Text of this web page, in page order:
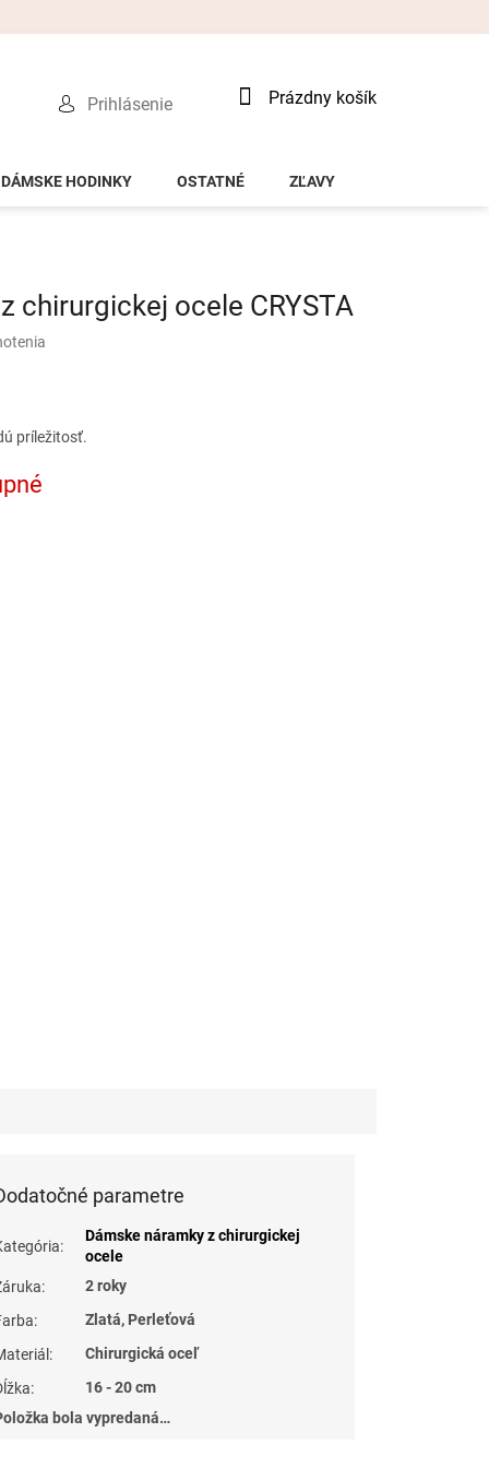
Prihlásenie
Nákupný
Prázdny košík
DÁMSKE HODINKY OSTATNÉ ZĽAVY
chirurgickej ocele CRYSTA
príležitosť.
parametre
:
Dámske náramky z chirurgickej
ocele
:
2 roky
:
Zlatá, Perleťová
:
Chirurgická oceľ
:
16 - 20 cm
bola vypredaná…